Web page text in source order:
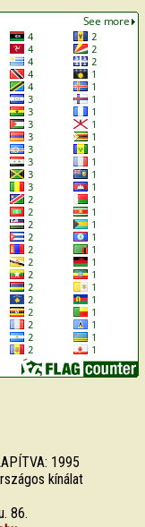
1995
kínálat
86.